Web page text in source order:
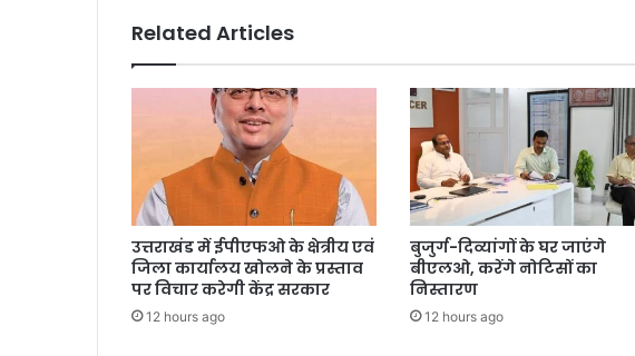
Related Articles
उत्तराखंड में ईपीएफओ के क्षेत्रीय एवं
जिला कार्यालय खोलने के प्रस्ताव
पर विचार करेगी केंद्र सरकार
12 hours ago
बुजुर्ग-दिव्यांगों के घर जाएंगे
बीएलओ, करेंगे नोटिसों का
निस्तारण
12 hours ago